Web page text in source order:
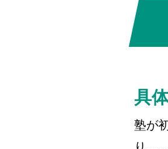
具
塾が